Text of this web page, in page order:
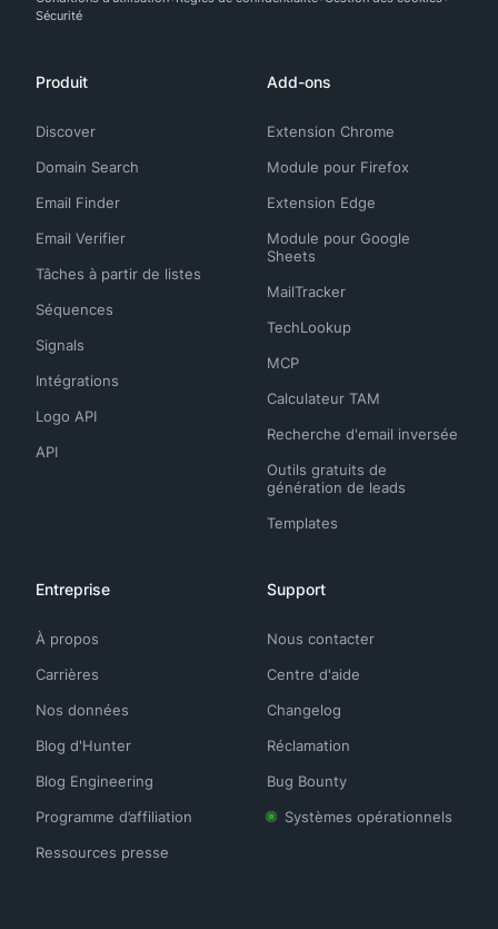
Sécurité
Produit
Discover
Domain Search
Email Finder
Email Verifier
Tâches à partir de listes
Séquences
Signals
Intégrations
Logo API
API
Add-ons
Extension Chrome
Module pour Firefox
Extension Edge
Module pour Google
Sheets
MailTracker
TechLookup
MCP
Calculateur TAM
Recherche d'email inversée
Outils gratuits de
génération de leads
Templates
Entreprise
À propos
Carrières
Nos données
Blog d'Hunter
Blog Engineering
Programme d’affiliation
Ressources presse
Support
Nous contacter
Centre d'aide
Changelog
Réclamation
Bug Bounty
Systèmes opérationnels